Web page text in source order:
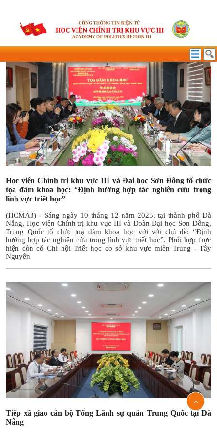
HỢP TÁC QUỐC TẾ
Học viện Chính trị khu vực III và Đại học Sơn Đông tổ chức
tọa đàm khoa học: “Định hướng hợp tác nghiên cứu trong
lĩnh vực triết học”
(HCMA3) - Sáng ngày 10 tháng 12 năm 2025, tại thành phố Đà
Nẵng, Học viện Chính trị khu vực III và Đoàn Đại học Sơn Đông,
Trung Quốc tổ chức toạ đàm khoa học với với chủ đề: “Định
hướng hợp tác nghiên cứu trong lĩnh vực triết học”. Phối hợp thực
hiện còn có Chi hội Triết học cơ sở khu vực miền Trung - Tây
Nguyên
Tiếp xã giao cán bộ Tổng Lãnh sự quán Trung Quốc tại Đà
Nẵng